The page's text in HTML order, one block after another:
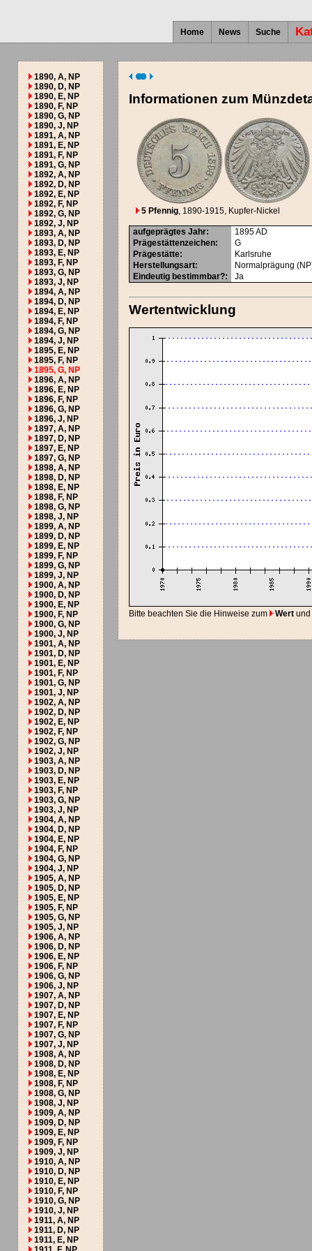
Home News Suche
1890, A, NP
1890, D, NP
1890, E, NP
1890, F, NP
1890, G, NP
1890, J, NP
1891, A, NP
1891, E, NP
1891, F, NP
1891, G, NP
1892, A, NP
1892, D, NP
1892, E, NP
1892, F, NP
1892, G, NP
1892, J, NP
1893, A, NP
1893, D, NP
1893, E, NP
1893, F, NP
1893, G, NP
1893, J, NP
1894, A, NP
1894, D, NP
1894, E, NP
1894, F, NP
1894, G, NP
1894, J, NP
1895, E, NP
1895, F, NP
1895, G, NP
1896, A, NP
1896, E, NP
1896, F, NP
1896, G, NP
1896, J, NP
1897, A, NP
1897, D, NP
1897, E, NP
1897, G, NP
1898, A, NP
1898, D, NP
1898, E, NP
1898, F, NP
1898, G, NP
1898, J, NP
1899, A, NP
1899, D, NP
1899, E, NP
1899, F, NP
1899, G, NP
1899, J, NP
1900, A, NP
1900, D, NP
1900, E, NP
1900, F, NP
1900, G, NP
1900, J, NP
1901, A, NP
1901, D, NP
1901, E, NP
1901, F, NP
1901, G, NP
1901, J, NP
1902, A, NP
1902, D, NP
1902, E, NP
1902, F, NP
1902, G, NP
1902, J, NP
1903, A, NP
1903, D, NP
1903, E, NP
1903, F, NP
1903, G, NP
1903, J, NP
1904, A, NP
1904, D, NP
1904, E, NP
1904, F, NP
1904, G, NP
1904, J, NP
1905, A, NP
1905, D, NP
1905, E, NP
1905, F, NP
1905, G, NP
1905, J, NP
1906, A, NP
1906, D, NP
1906, E, NP
1906, F, NP
1906, G, NP
1906, J, NP
1907, A, NP
1907, D, NP
1907, E, NP
1907, F, NP
1907, G, NP
1907, J, NP
1908, A, NP
1908, D, NP
1908, E, NP
1908, F, NP
1908, G, NP
1908, J, NP
1909, A, NP
1909, D, NP
1909, E, NP
1909, F, NP
1909, J, NP
1910, A, NP
1910, D, NP
1910, E, NP
1910, F, NP
1910, G, NP
1910, J, NP
1911, A, NP
1911, D, NP
1911, E, NP
Informationen zum
5 Pfennig, 1890-1915, Kupfer-Nickel
aufgeprägtes Jahr: 1895AD
Prägestättenzeichen:
G
Prägestätte:
Karlsruhe
Herstellungsart:
Normalprägung
Eindeutig bestimmbar?: Ja
Wertentwicklung
Bitte beachten Sie die Hinweise zum Wert